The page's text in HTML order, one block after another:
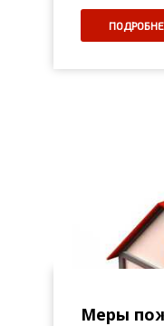
Меры